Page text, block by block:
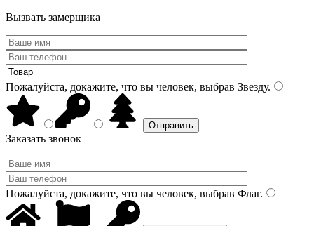
Вызвать замерщика
Пожалуйста, докажите, что вы человек, выбрав Звезду.
Заказать звонок
Пожалуйста, докажите, что вы человек, выбрав Флаг.